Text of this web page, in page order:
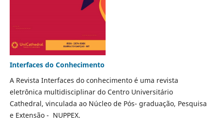
Interfaces do Conhecimento
A Revista Interfaces do conhecimento é uma revista
eletrônica multidisciplinar do Centro Universitário
Cathedral, vinculada ao Núcleo de Pós- graduação, Pesquisa
e Extensão - NUPPEX.